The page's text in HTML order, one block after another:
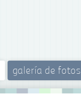
galería de fotos